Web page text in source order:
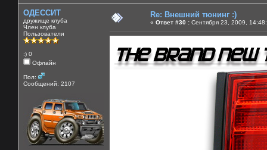
ОДЕССИТ
дружище клуба
Член клуба
Пользователи
:) 0
Офлайн
Пол:
Сообщений: 2107
Re: Внешний тюнинг :)
« Ответ #30 : Сентября 23, 2009,